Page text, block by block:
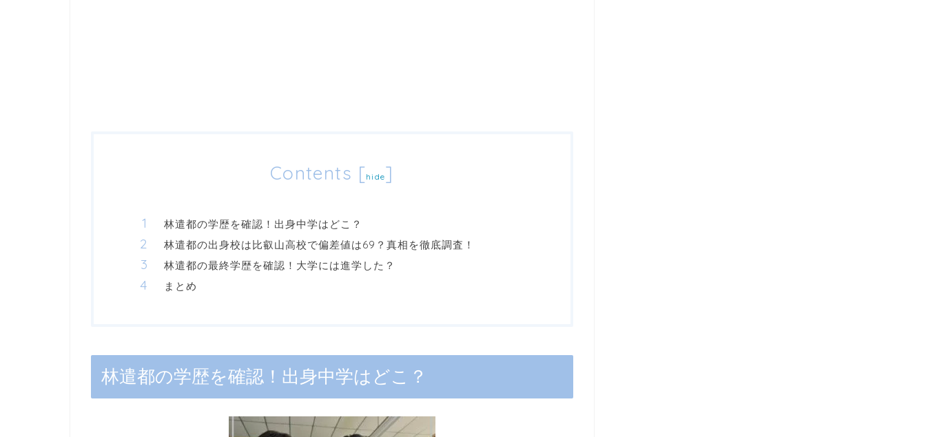
Contents [hide]
林遣都の学歴を確認！出身中学はどこ？
林遣都の出身校は比叡山高校で偏差値は69？真相を徹底調査！
林遣都の最終学歴を確認！大学には進学した？
まとめ
林遣都の学歴を確認！出身中学はどこ？